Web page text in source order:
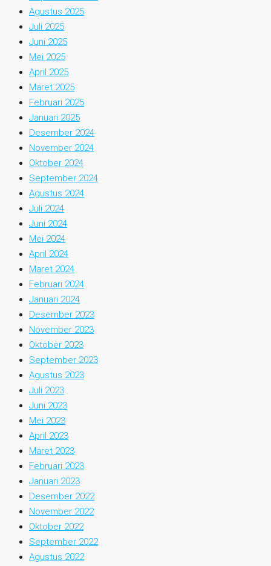
Agustus 2025
Juli 2025
Juni 2025
Mei 2025
April 2025
Maret 2025
Februari 2025
Januari 2025
Desember 2024
November 2024
Oktober 2024
September 2024
Agustus 2024
Juli 2024
Juni 2024
Mei 2024
April 2024
Maret 2024
Februari 2024
Januari 2024
Desember 2023
November 2023
Oktober 2023
September 2023
Agustus 2023
Juli 2023
Juni 2023
Mei 2023
April 2023
Maret 2023
Februari 2023
Januari 2023
Desember 2022
November 2022
Oktober 2022
September 2022
Agustus 2022